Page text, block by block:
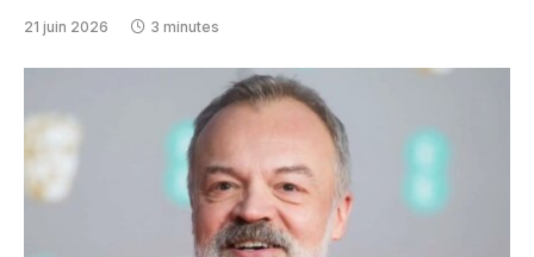
21 juin 2026 3 minutes